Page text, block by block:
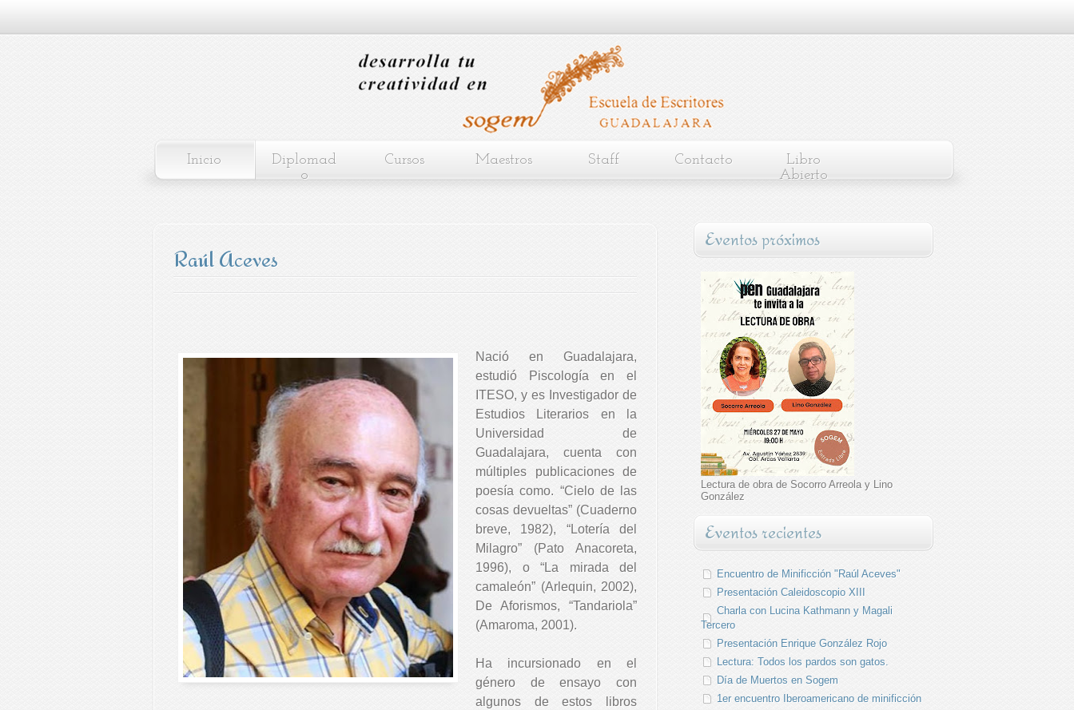
Inicio
Diplomad
o
Cursos Maestros Staff Contacto
Libro
Abierto
Raúl Aceves
Nació en Guadalajara,
estudió Piscología en el
ITESO, y es Investigador de
Estudios Literarios en la
Universidad de
Guadalajara, cuenta con
múltiples publicaciones de
poesía como. “Cielo de las
cosas devueltas” (Cuaderno
breve, 1982), “Lotería del
Milagro” (Pato Anacoreta,
1996), o “La mirada del
camaleón” (Arlequin, 2002),
De Aforismos, “Tandariola”
(Amaroma, 2001).
Ha incursionado en el
género de ensayo con
algunos de estos libros
Eventos próximos
Lectura de obra de Socorro Arreola y Lino
González
Eventos recientes
Encuentro de Minificción "Raúl Aceves"
Presentación Caleidoscopio XIII
Charla con Lucina Kathmann y Magali
Tercero
Presentación Enrique González Rojo
Lectura: Todos los pardos son gatos.
Día de Muertos en Sogem
1er encuentro Iberoamericano de minificción